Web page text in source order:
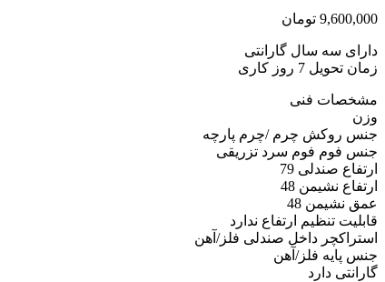
9,600,000 تومان
دارای سه سال گارانتی
زمان تحویل 7 روز کاری
مشخصات فنی
وزن
جنس روکش چرم /چرم پارچه
جنس فوم فوم سرد تزریقی
ارتفاع صندلی 79
ارتفاع نشیمن 48
عمق نشیمن 48
قابلیت تنظیم ارتفاع ندارد
استراکچر داخل صندلی فلز/آهن
جنس پایه فلز/آهن
گارانتی دارد